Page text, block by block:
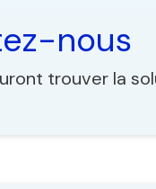
nous
trouver la